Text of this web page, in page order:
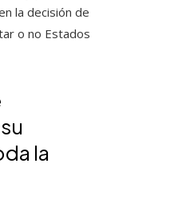
la decisión de
o no Estados
la